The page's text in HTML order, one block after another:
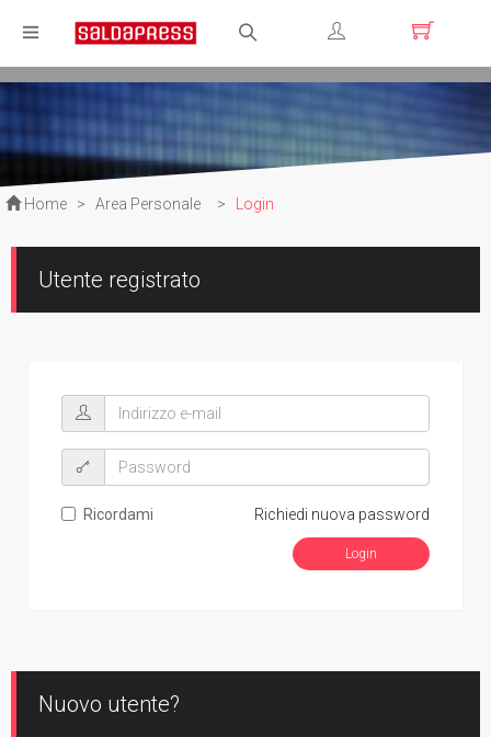
Registrati
Home > Area Personale > Login
Utente registrato
Richiedi nuova password
Ricordami
Nuovo utente?